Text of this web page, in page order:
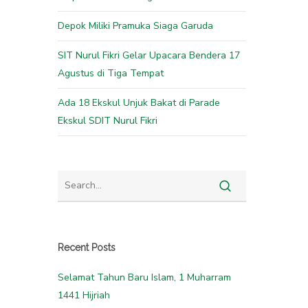
Depok Miliki Pramuka Siaga Garuda
SIT Nurul Fikri Gelar Upacara Bendera 17
Agustus di Tiga Tempat
Ada 18 Ekskul Unjuk Bakat di Parade
Ekskul SDIT Nurul Fikri
Recent Posts
Selamat Tahun Baru Islam, 1 Muharram
1441 Hijriah